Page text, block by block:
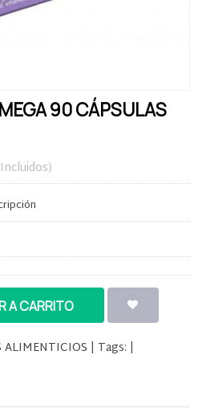
90 CÁPSULAS
A CARRITO
ALIMENTICIOS | Tags: |